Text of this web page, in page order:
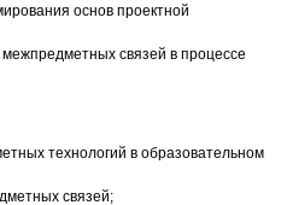
основ проектной
связей в процессе
технологий в образовательном
связей;